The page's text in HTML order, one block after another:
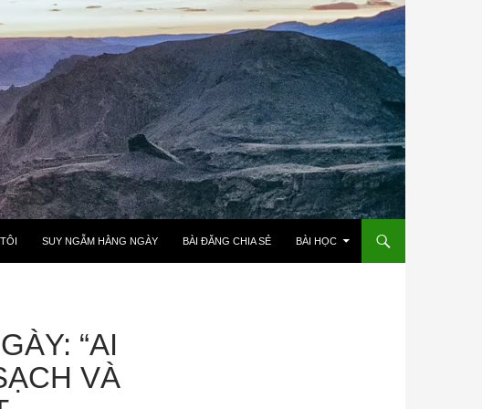
SUY NGẪM HẰNG NGÀY BÀI ĐĂNG CHIA SẺ BÀI HỌC
“AI
VÀ